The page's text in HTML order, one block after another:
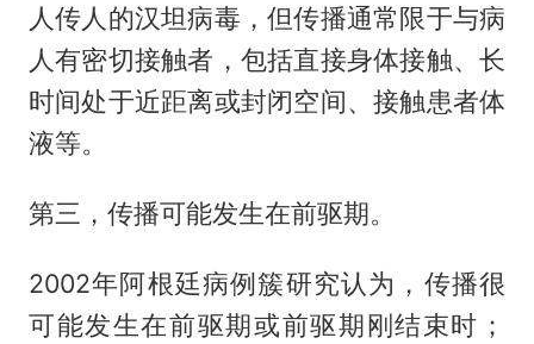
人传人的汉坦病毒，但传播通常限于与病
人有密切接触者，包括直接身体接触、长
时间处于近距离或封闭空间、接触患者体
液等。
第三，传播可能发生在前驱期。
2002年阿根廷病例簇研究认为，传播很
可能发生在前驱期或前驱期刚结束时；